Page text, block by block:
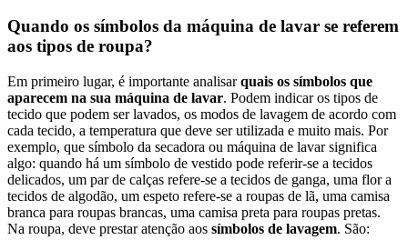
Quando os símbolos da máquina de lavar se referem
aos tipos de roupa?
Em primeiro lugar, é importante analisarquais os símbolos que
aparecem na sua máquina de lavar. Podem indicar os tipos de
tecido que podem ser lavados, os modos de lavagem de acordo com
cada tecido, a temperatura que deve ser utilizada e muito mais. Por
exemplo, que símbolo da secadora ou máquina de lavar significa
algo: quando há um símbolo de vestido pode referir-se a tecidos
delicados, um par de calças refere-se a tecidos de ganga, uma flor a
tecidos de algodão, um espeto refere-se a roupas de lã, uma camisa
branca para roupas brancas, uma camisa preta para roupas pretas.
Na roupa, deve prestar atenção aos símbolos de lavagem. São: